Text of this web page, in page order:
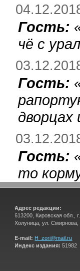
Гость:
чё с
Гость:
Гость:
то
Адрес редакции:
613200, Кировская обл.,
Холуница, ул. Смирнова,
E-mail: H_zori@mail.ru
Индекс издания: 51982